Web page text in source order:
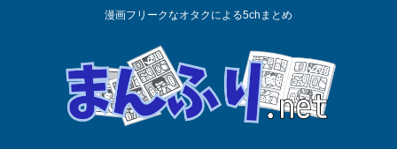
漫画フリークなオタクによる5chまとめ